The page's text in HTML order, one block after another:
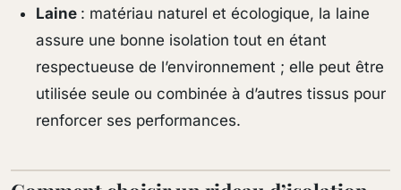
Laine : matériau naturel et écologique, la laine
assure une bonne isolation tout en étant
respectueuse de l’environnement ; elle peut être
utilisée seule ou combinée à d’autres tissus pour
renforcer ses performances.